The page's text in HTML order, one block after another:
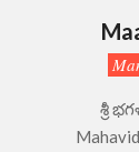
2019-
శ్రీ